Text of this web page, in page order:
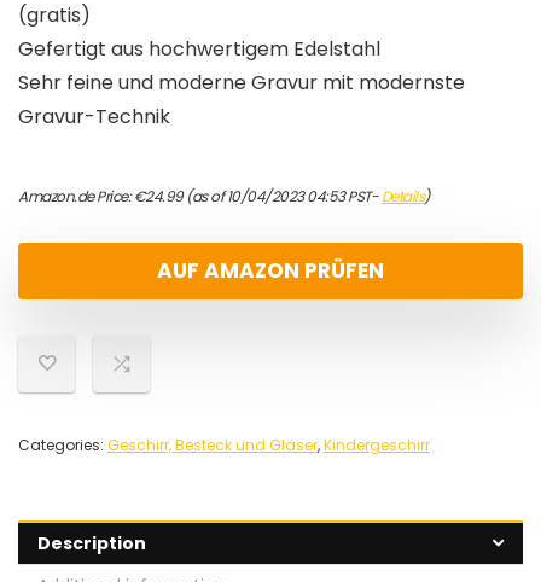
(gratis)
Gefertigt aus hochwertigem Edelstahl
Sehr feine und moderne Gravur mit modernste
Gravur-Technik
Amazon.de Price:€24.99(as of 10/04/2023 04:53 PST-Details)
AUF AMAZON PRÜFEN
Categories: Geschirr, Besteck und Gläser,Kindergeschirr
Description